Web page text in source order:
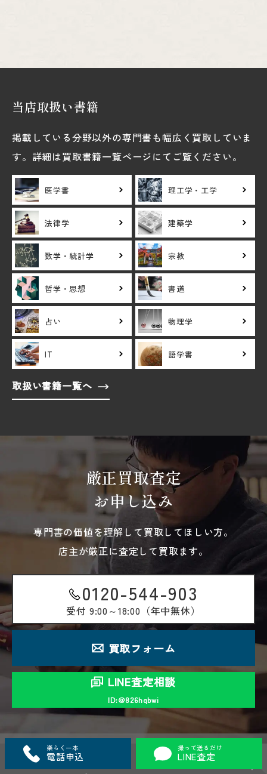
当店取扱い書籍
掲載している分野以外の専門書も幅広く買取していま
す。詳細は買取書籍一覧ページにてご覧ください。
医学書 理工学・工学
法律学 建築学
数学・統計学 宗教
哲学・思想 書道
占い 物理学
IT 語学書
取扱い書籍一覧へ
厳正買取査定
お申し込み
専門書の価値を理解して買取してほしい方。
店主が厳正に査定して買取ます。
0120-544-903
受付 9:00～18:00（年中無休）
買取フォーム
LINE査定相談
ID:＠826hqbwi
楽らく一本
電話申込
撮って送るだけ
LINE査定